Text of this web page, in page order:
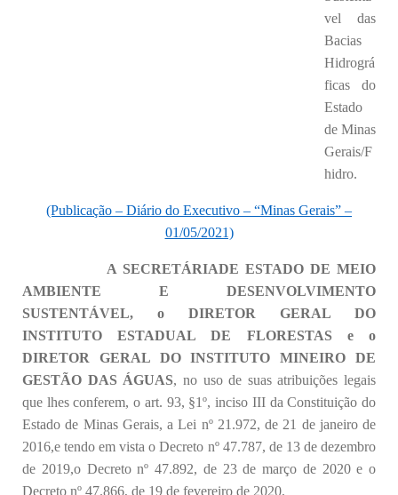
vel das
Bacias
Hidrográ
ficas do
Estado
de Minas
Gerais/F
hidro.
(Publicação – Diário do Executivo – “Minas Gerais” –
01/05/2021)
A SECRETÁRIADE ESTADO DE MEIO
AMBIENTE E DESENVOLVIMENTO
SUSTENTÁVEL, o DIRETOR GERAL DO
INSTITUTO ESTADUAL DE FLORESTAS e o
DIRETOR GERAL DO INSTITUTO MINEIRO DE
GESTÃO DAS ÁGUAS, no uso de suas atribuições legais
que lhes conferem, o art. 93, §1º, inciso III da Constituição do
Estado de Minas Gerais, a Lei nº 21.972, de 21 de janeiro de
2016,e tendo em vista o Decreto nº 47.787, de 13 de dezembro
de 2019,o Decreto nº 47.892, de 23 de março de 2020 e o
Decreto nº 47.866, de 19 de fevereiro de 2020,